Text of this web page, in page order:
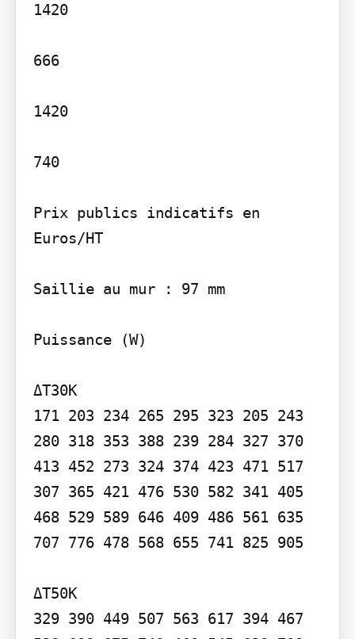
1420
666
1420
740
Prix publics indicatifs en
Euros/HT
Saillie au mur : 97 mm
Puissance (W)
ΔT30K
171 203 234 265 295 323 205 243
280 318 353 388 239 284 327 370
413 452 273 324 374 423 471 517
307 365 421 476 530 582 341 405
468 529 589 646 409 486 561 635
707 776 478 568 655 741 825 905
ΔT50K
329 390 449 507 563 617 394 467